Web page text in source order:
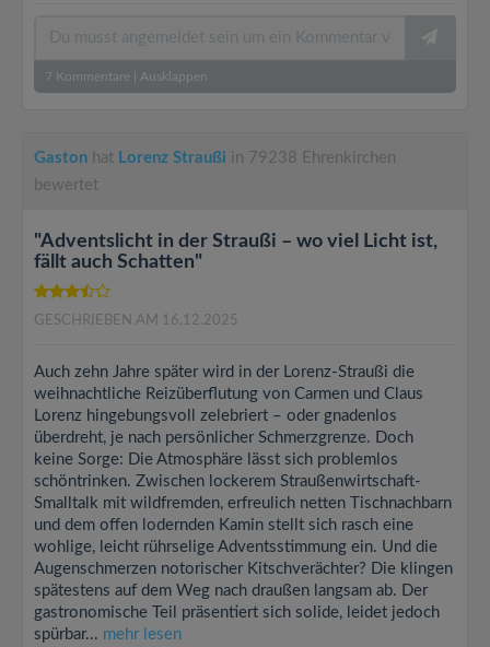
7 Kommentare Ausklappen
Gaston hat Lorenz Straußi in 79238 Ehrenkirchen
bewertet
"Adventslicht in der Straußi – wo viel Licht ist,
fällt auch Schatten"
GESCHRIEBEN AM 16.12.2025
Auch zehn Jahre später wird in der Lorenz-Straußi die
weihnachtliche Reizüberflutung von Carmen und Claus
Lorenz hingebungsvoll zelebriert – oder gnadenlos
überdreht, je nach persönlicher Schmerzgrenze. Doch
keine Sorge: Die Atmosphäre lässt sich problemlos
schöntrinken. Zwischen lockerem Straußenwirtschaft-
Smalltalk mit wildfremden, erfreulich netten Tischnachbarn
und dem offen lodernden Kamin stellt sich rasch eine
wohlige, leicht rührselige Adventsstimmung ein. Und die
Augenschmerzen notorischer Kitschverächter? Die klingen
spätestens auf dem Weg nach draußen langsam ab. Der
gastronomische Teil präsentiert sich solide, leidet jedoch
spürbar... mehr lesen